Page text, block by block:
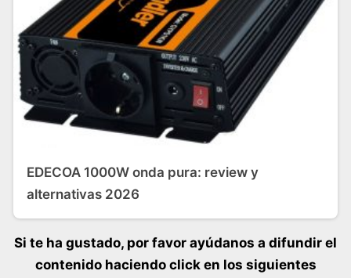
EDECOA 1000W onda pura: review y
alternativas 2026
Si te ha gustado, por favor ayúdanos a difundir el
contenido haciendo click en los siguientes